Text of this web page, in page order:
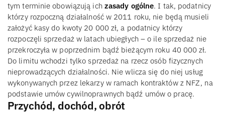
tym terminie obowiązują ichzasady ogólne. I tak, podatnicy
którzy rozpoczną działalność w 2011 roku, nie będą musieli
założyć kasy do kwoty 20 000 zł, a podatnicy którzy
rozpoczęli sprzedaż w latach ubiegłych – o ile sprzedaż nie
przekroczyła w poprzednim bądź bieżącym roku 40 000 zł.
Do limitu wchodzi tylko sprzedaż na rzecz osób fizycznych
nieprowadzących działalności. Nie wlicza się do niej usług
wykonywanych przez lekarzy w ramach kontraktów z NFZ, na
podstawie umów cywilnoprawnych bądź umów o pracę.
Przychód, dochód, obrót